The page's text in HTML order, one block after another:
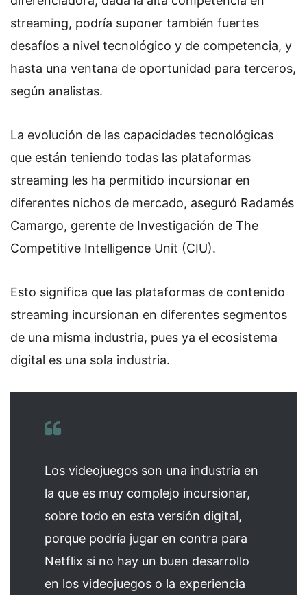
streaming, podría suponer también fuertes
desafíos a nivel tecnológico y de competencia, y
hasta una ventana de oportunidad para terceros,
según analistas.
La evolución de las capacidades tecnológicas
que están teniendo todas las plataformas
streaming les ha permitido incursionar en
diferentes nichos de mercado, aseguró Radamés
Camargo, gerente de Investigación de The
Competitive Intelligence Unit (CIU).
Esto significa que las plataformas de contenido
streaming incursionan en diferentes segmentos
de una misma industria, pues ya el ecosistema
digital es una sola industria.
Los videojuegos son una industria en
la que es muy complejo incursionar,
sobre todo en esta versión digital,
porque podría jugar en contra para
Netflix si no hay un buen desarrollo
en los videojuegos o la experiencia